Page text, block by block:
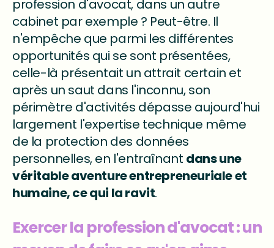
profession d'avocat, dans un autre
cabinet par exemple ? Peut-être. Il
n'empêche que parmi les différentes
opportunités qui se sont présentées,
celle-là présentait un attrait certain et
après un saut dans l'inconnu, son
périmètre d'activités dépasse aujourd'hui
largement l'expertise technique même
de la protection des données
personnelles, en l'entraînant dans une
véritable aventure entrepreneuriale et
humaine, ce qui la ravit.
Exercer la profession d'avocat : un